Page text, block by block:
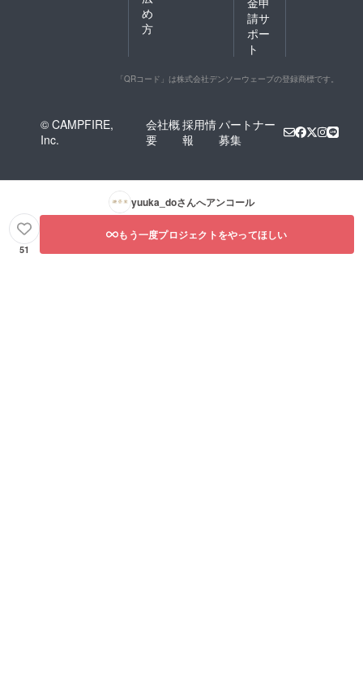
め
方
請サ
ポー
ト
「QRコード」は株式会社デンソーウェーブの登録商標です。
© CAMPFIRE,
Inc.
会社概
要
採用情
報
パートナー
募集
yuuka_doさんへアンコール
51
もう一度プロジェクトをやってほしい